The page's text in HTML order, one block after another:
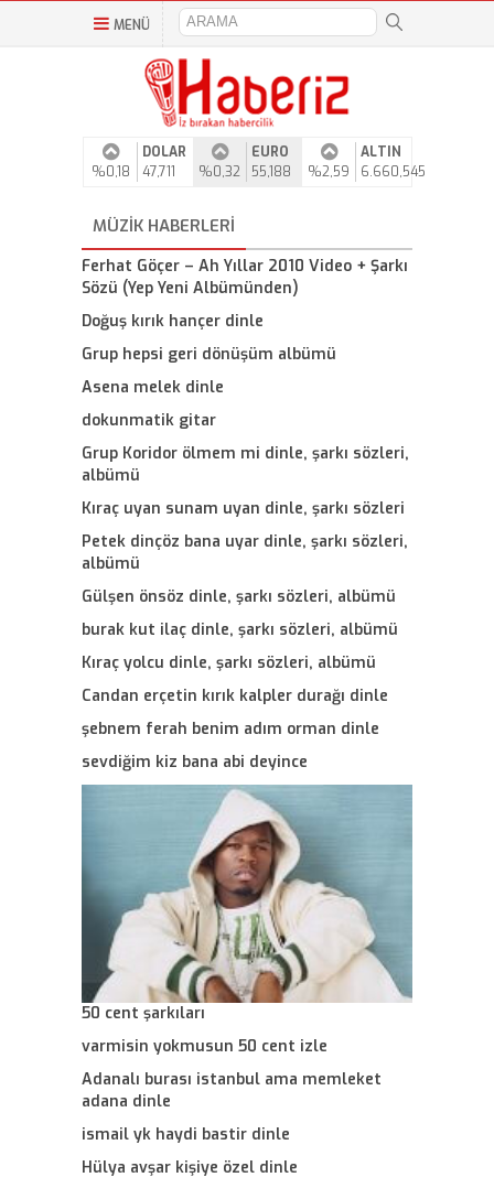
MENÜ
%0,18
DOLAR
47,711
%0,32
EURO
55,188
%2,59
ALTIN
6.660,545
MÜZIK HABERLERI
Ferhat Göçer – Ah Yıllar 2010 Video + Şarkı
Sözü (Yep Yeni Albümünden)
Doğuş kırık hançer dinle
Grup hepsi geri dönüşüm albümü
Asena melek dinle
dokunmatik gitar
Grup Koridor ölmem mi dinle, şarkı sözleri,
albümü
Kıraç uyan sunam uyan dinle, şarkı sözleri
Petek dinçöz bana uyar dinle, şarkı sözleri,
albümü
Gülşen önsöz dinle, şarkı sözleri, albümü
burak kut ilaç dinle, şarkı sözleri, albümü
Kıraç yolcu dinle, şarkı sözleri, albümü
Candan erçetin kırık kalpler durağı dinle
şebnem ferah benim adım orman dinle
sevdiğim kiz bana abi deyince
50 cent şarkıları
varmisin yokmusun 50 cent izle
Adanalı burası istanbul ama memleket
adana dinle
ismail yk haydi bastir dinle
Hülya avşar kişiye özel dinle